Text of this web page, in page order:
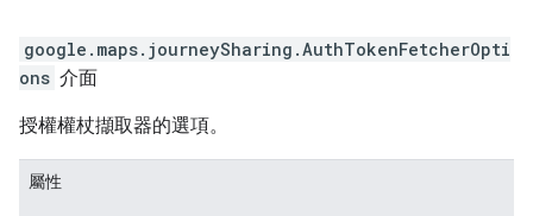
google.maps.journeySharing .AuthTokenFetcherOpti
ons 介面
授權權杖擷取器的選項。
屬性